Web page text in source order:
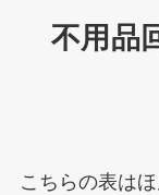
不用品
こちらの表はほ